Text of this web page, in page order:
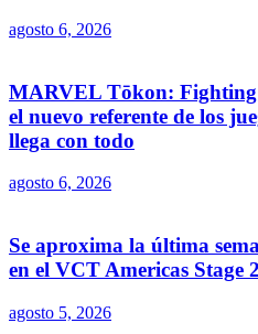
agosto 6, 2026
MARVEL Tōkon: Fighting
el nuevo referente de los
llega con todo
agosto 6, 2026
Se aproxima la última
en el VCT Americas Stage 2
agosto 5, 2026